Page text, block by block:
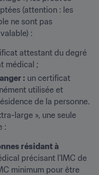
(attention : les
ne sont pas
:
attestant du degré
médical ;
: un certificat
utilisée et
de la personne.
large », une seule
:
résidant à
précisant l’IMC de
minimum pour être